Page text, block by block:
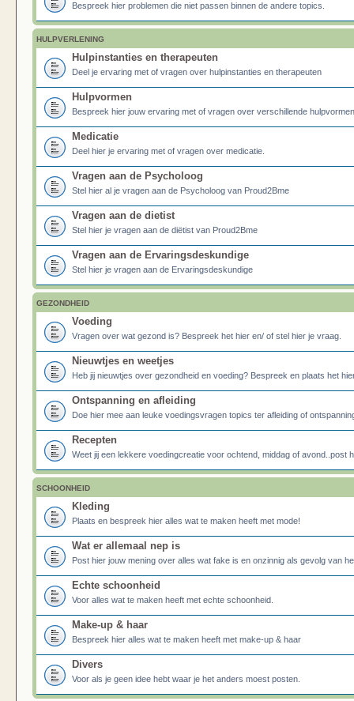
Bespreek hier problemen die niet passen binnen de andere topics.
HULPVERLENING
Hulpinstanties en therapeuten
Deel je ervaring met of vragen over hulpinstanties en therapeuten
Hulpvormen
Bespreek hier jouw ervaring met of vragen over verschillende
Medicatie
Deel hier je ervaring met of vragen over medicatie.
Vragen aan de Psycholoog
Stel hier al je vragen aan de Psycholoog van Proud2Bme
Vragen aan de dietist
Stel hier je vragen aan de diëtist van Proud2Bme
Vragen aan de Ervaringsdeskundige
Stel hier je vragen aan de Ervaringsdeskundige
GEZONDHEID
Voeding
Vragen over wat gezond is? Bespreek het hier en/ of stel hier je vraag.
Nieuwtjes en weetjes
Heb jij nieuwtjes over gezondheid en voeding? Bespreek en plaats het
Ontspanning en afleiding
Doe hier mee aan leuke voedingsvragen topics ter afleiding of
Recepten
Weet jij een lekkere voedingcreatie voor ochtend, middag of avond..post
SCHOONHEID
Kleding
Plaats en bespreek hier alles wat te maken heeft met mode!
Wat er allemaal nep is
Post hier jouw mening over alles wat fake is en onzinnig als gevolg van
Echte schoonheid
Voor alles wat te maken heeft met echte schoonheid.
Make-up & haar
Bespreek hier alles wat te maken heeft met make-up & haar
Divers
Voor als je geen idee hebt waar je het anders moest posten.